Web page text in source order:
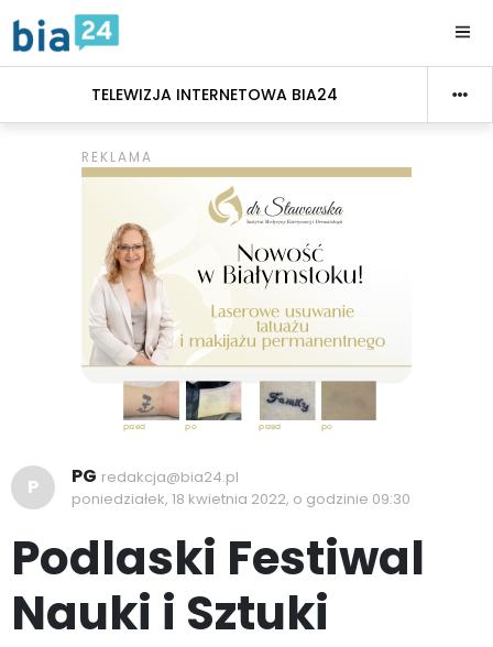
TELEWIZJA INTERNETOWA BIA24
P PG redakcja@bia24.pl
poniedziałek, 18 kwietnia 2022, o godzinie 09:30
Podlaski Festiwal
Nauki i Sztuki